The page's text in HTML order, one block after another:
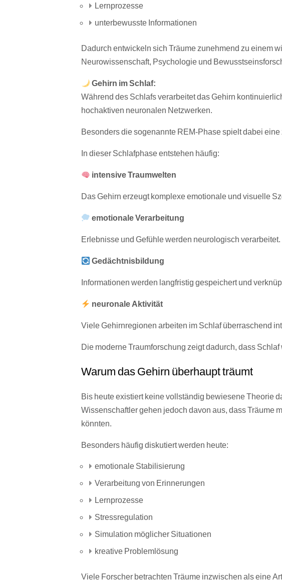
Lernprozesse
unterbewusste Informationen
Dadurch entwickeln sich Träume zunehmend zu einem
Neurowissenschaft, Psychologie und
Gehirn im Schlaf:
Während des Schlafs verarbeitet das Gehirn
hochaktiven neuronalen Netzwerken.
Besonders die sogenannte REM-Phase spielt dabei
In dieser Schlafphase entstehen häufig:
intensive Traumwelten
Das Gehirn erzeugt komplexe emotionale und visuelle
emotionale Verarbeitung
Erlebnisse und Gefühle werden neurologisch verarbeitet.
Gedächtnisbildung
Informationen werden langfristig gespeichert und
neuronale Aktivität
Viele Gehirnregionen arbeiten im Schlaf überraschend
Die moderne Traumforschung zeigt dadurch, dass
Warum das Gehirn überhaupt träumt
Bis heute existiert keine vollständig bewiesene Theorie
Wissenschaftler gehen jedoch davon aus, dass Träume
könnten.
Besonders häufig diskutiert werden heute:
emotionale Stabilisierung
Verarbeitung von Erinnerungen
Lernprozesse
Stressregulation
Simulation möglicher Situationen
kreative Problemlösung
Viele Forscher betrachten Träume inzwischen als eine